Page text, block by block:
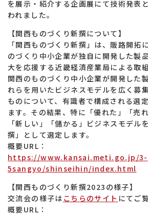
を展示・紹介する企画展にて技術発表
われました。
【関西ものづくり新撰について】
「関西ものづくり新撰」は、販路開拓
のづくり中小企業が独自に開発した製
大を応援する近畿経済産業局による取組
関西のものづくり中小企業が開発した
れらを用いたビジネスモデルを広く募
ものについて、有識者で構成される選
ます。その結果、特に「優れた」「売
「新しい」「儲かる」ビジネスモデル
撰」として選定します。
概要URL：
https://www.kansai.meti.go.jp/3-
5sangyo/shinseihin/index.html
【関西ものづくり新撰2023の様子】
交流会の様子は こちらのサイト にてご
概要URL：